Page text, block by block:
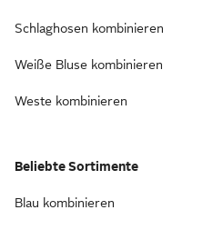
Schlaghosen kombinieren
Weiße Bluse kombinieren
Weste kombinieren
Beliebte Sortimente
Blau kombinieren